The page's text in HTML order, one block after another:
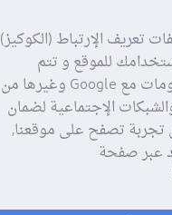
تعريف الإرتباط (الكوكيز)
للموقع و تتم
مشاركة بعض المعلومات مع Google وغيرها من
الإجتماعية لضمان
تصفح على موقعنا,
عبر صفحة